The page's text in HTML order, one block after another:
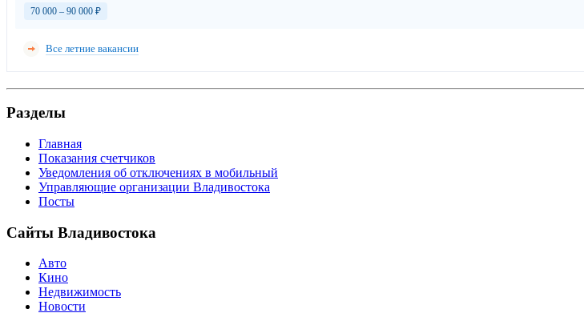
70 000 – 90 000 ₽
Все летние вакансии
Разделы
Главная
Показания счетчиков
Уведомления об отключениях в мобильный
Управляющие организации Владивостока
Посты
Сайты Владивостока
Авто
Кино
Недвижимость
Новости